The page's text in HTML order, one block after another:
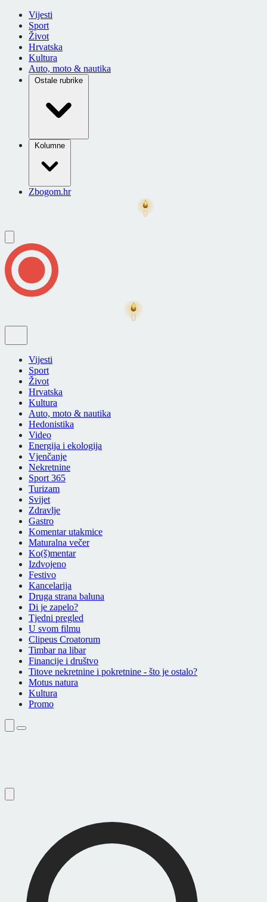
Vijesti
Sport
Život
Hrvatska
Kultura
Auto, moto & nautika
Ostale rubrike
Kolumne
Zbogom.hr
Vijesti
Sport
Život
Hrvatska
Kultura
Auto, moto & nautika
Hedonistika
Video
Energija i ekologija
Vjenčanje
Nekretnine
Sport 365
Turizam
Svijet
Zdravlje
Gastro
Komentar utakmice
Maturalna večer
Ko(š)mentar
Izdvojeno
Festivo
Kancelarija
Druga strana baluna
Di je zapelo?
Tjedni pregled
U svom filmu
Clipeus Croatorum
Timbar na libar
Financije i društvo
Titove nekretnine i pokretnine - što je ostalo?
Motus natura
Kultura
Promo